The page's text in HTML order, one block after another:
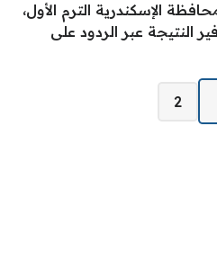
الإسكندرية الترم الأول،
النتيجة عبر الردود على
2